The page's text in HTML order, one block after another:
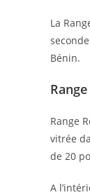
La
Bénin.
Range
vitrée
de 20
A